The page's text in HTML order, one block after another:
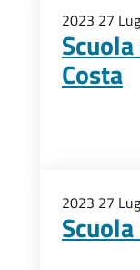
2023 27 Lug
Costa
2023 27 Lug